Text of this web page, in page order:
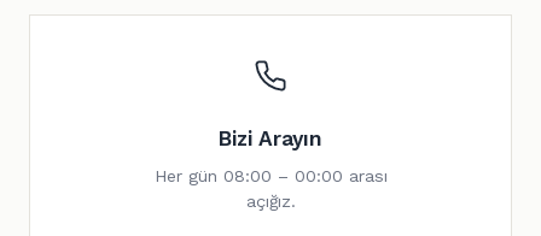
Bizi Arayın
Her gün 08:00 – 00:00 arası
açığız.